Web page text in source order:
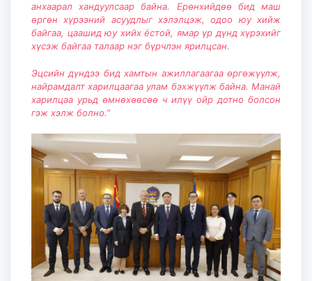
анхаарал хандуулсаар байна. Ерөнхийдөө бид маш
өргөн хүрээний асуудлыг хэлэлцэж, одоо юу хийж
байгаа, цаашид юу хийх ёстой, ямар үр дүнд хүрэхийг
хүсэж байгаа талаар нэг бүрчлэн ярилцсан.
Эцсийн дүндээ бид хамтын ажиллагаагаа өргөжүүлж,
найрамдалт харилцаагаа улам бэхжүүлж байна. Манай
харилцаа урьд өмнөхөөсөө ч илүү ойр дотно болсон
гэж хэлж болно.”